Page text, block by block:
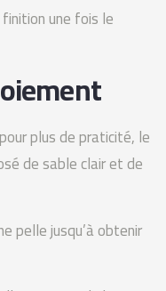
une fois le
plus de praticité, le
de sable clair et de
pelle jusqu’à obtenir